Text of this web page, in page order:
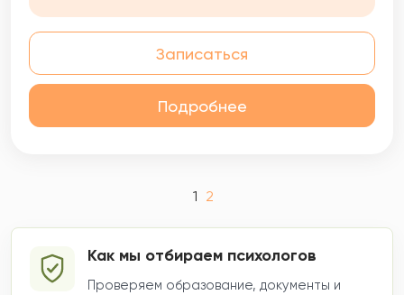
с состояниями, возникающими из-за
воздействия травматического стресса.
Записаться
Подробнее
1 2
Как мы отбираем психологов
Проверяем образование, документы и